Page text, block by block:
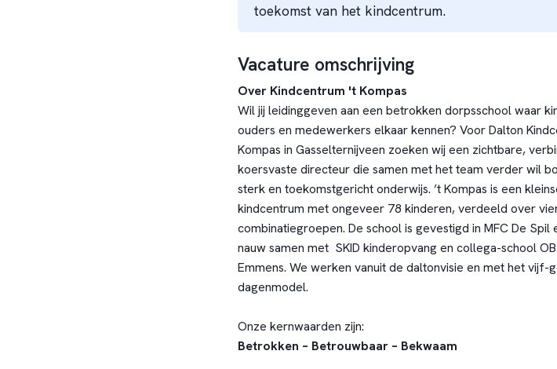
toekomst van het kindcentrum.
Vacature omschrijving
Over Kindcentrum 't Kompas
Wil jij leidinggeven aan een betrokken dorpsschool waar
ouders en medewerkers elkaar kennen? Voor Dalton
Kompas in Gasselternijveen zoeken wij een zichtbare,
koersvaste directeur die samen met het team verder wil
sterk en toekomstgericht onderwijs. ’t Kompas is een
kindcentrum met ongeveer 78 kinderen, verdeeld over
combinatiegroepen. De school is gevestigd in MFC De Spil
nauw samen met SKID kinderopvang en collega-school
Emmens. We werken vanuit de daltonvisie en met het vijf-
dagenmodel.
Onze kernwaarden zijn:
Betrokken – Betrouwbaar – Bekwaam